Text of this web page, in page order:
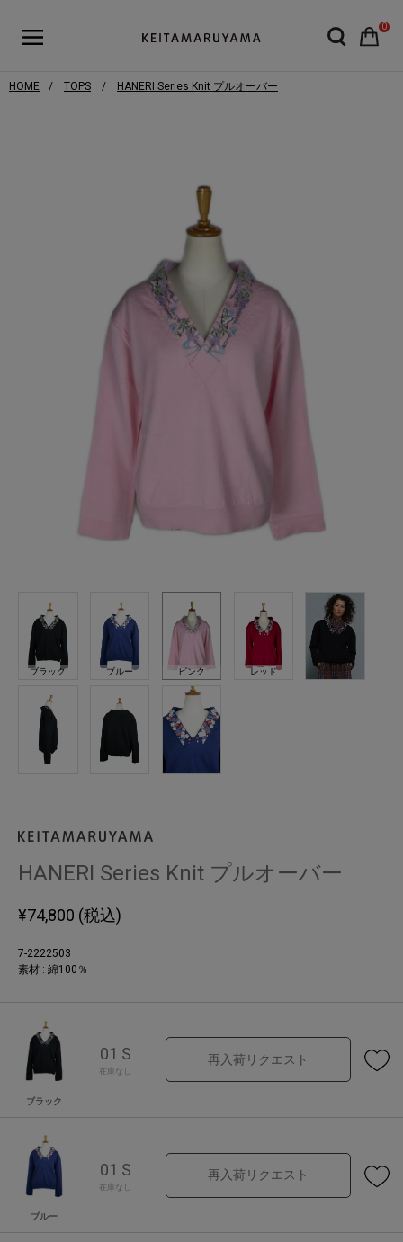
0
HOME TOPS HANERI Series Knit プルオーバー
ブラック ブルー ピンク レッド
HANERI Series Knit プルオーバー
¥74,800 (税込)
7-2222503
素材 : 綿100％
ブラック
01 S
在庫なし
再入荷リクエスト
ブルー
01 S
在庫なし
再入荷リクエスト